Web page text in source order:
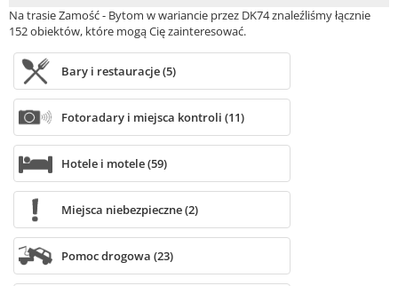
Na trasie Zamość - Bytom w wariancie przez DK74 znaleźliśmy łącznie
152 obiektów, które mogą Cię zainteresować.
Bary i restauracje (5)
Fotoradary i miejsca kontroli (11)
Hotele i motele (59)
Miejsca niebezpieczne (2)
Pomoc drogowa (23)